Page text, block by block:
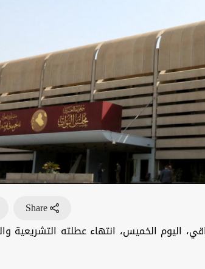
Share
اليوم الخميس، انتهاء عطلته التشريعية